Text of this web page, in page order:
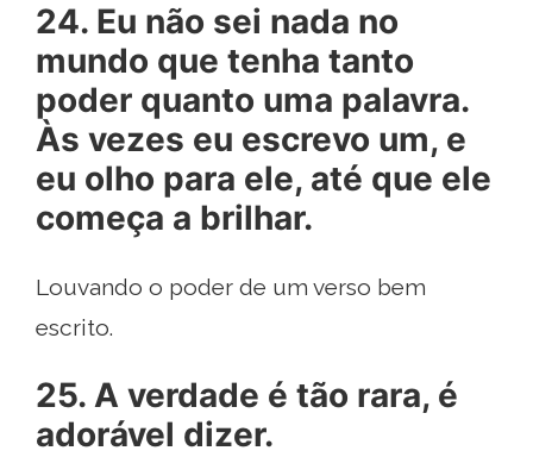
24. Eu não sei nada no
mundo que tenha tanto
poder quanto uma palavra.
Às vezes eu escrevo um, e
eu olho para ele, até que ele
começa a brilhar.
Louvando o poder de um verso bem
escrito.
25. A verdade é tão rara, é
adorável dizer.